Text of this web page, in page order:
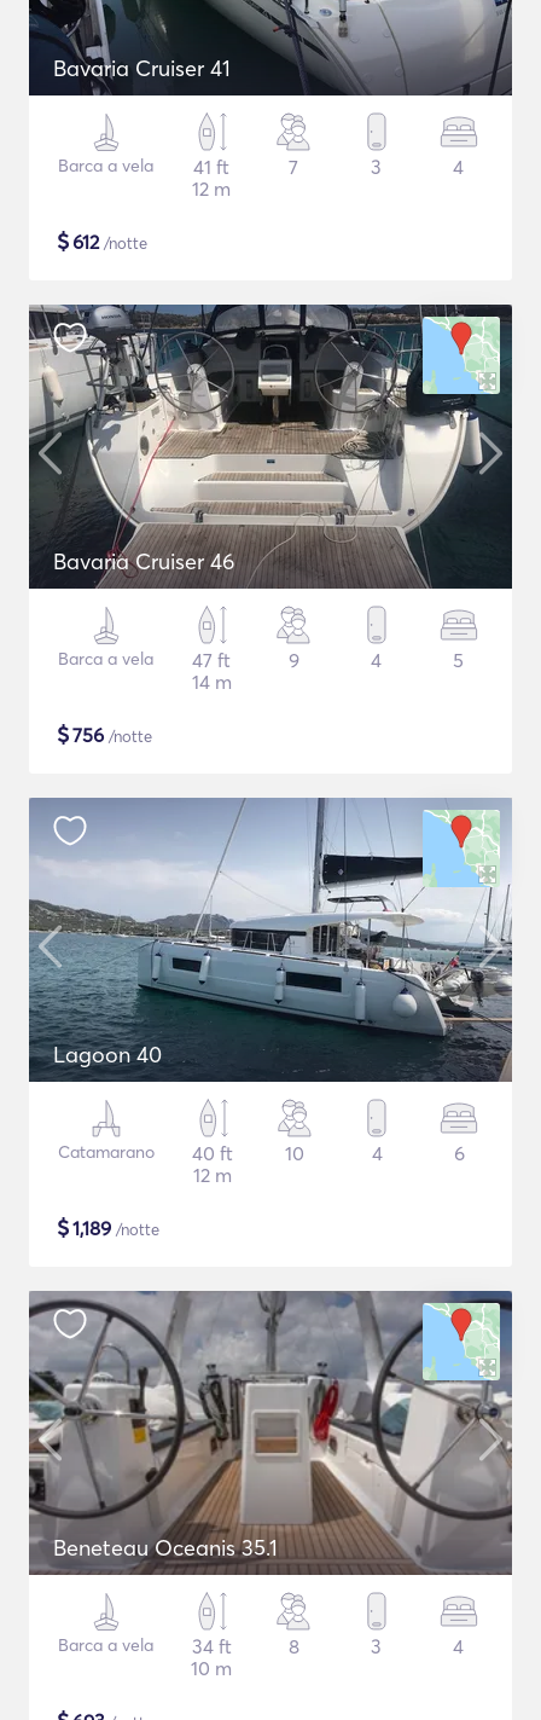
Bavaria Cruiser 41
Barca a vela
41 ft
12 m
7 3 4
$612/notte
Bavaria Cruiser 46
Barca a vela
47 ft
14 m
9 4 5
$756 /notte
Lagoon 40
Catamarano
40 ft
12 m
10 4 6
$1,189 /notte
Beneteau Oceanis 35.1
Barca a vela
34 ft
10 m
8 3 4